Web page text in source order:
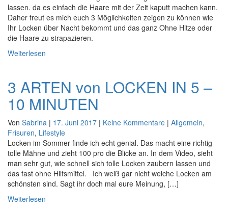
lassen. da es einfach die Haare mit der Zeit kaputt machen kann.
Daher freut es mich euch 3 Möglichkeiten zeigen zu können wie
Ihr Locken über Nacht bekommt und das ganz Ohne Hitze oder
die Haare zu strapazieren.
Weiterlesen
3 ARTEN von LOCKEN IN 5 –
10 MINUTEN
Von Sabrina | 17. Juni 2017 | Keine Kommentare | Allgemein,
Frisuren, Lifestyle
Locken im Sommer finde ich echt genial. Das macht eine richtig
tolle Mähne und zieht 100 pro die Blicke an. In dem Video, sieht
man sehr gut, wie schnell sich tolle Locken zaubern lassen und
das fast ohne Hilfsmittel. Ich weiß gar nicht welche Locken am
schönsten sind. Sagt ihr doch mal eure Meinung, […]
Weiterlesen